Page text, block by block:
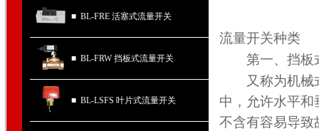
■ BL-FRE 活塞式流量开关
■ BL-FRW 挡板式流量开关
■ BL-LSFS 叶片式流量开关
流量开关种类
第一、挡板
又称为机械式
中，允许水平
不含有容易导致